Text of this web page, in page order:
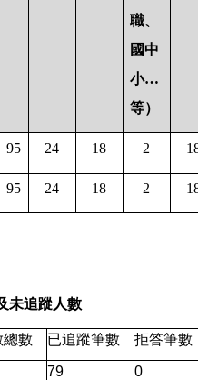
職、
國中
小…
等）
95 24 18 2
95 24 18 2
未追蹤人數
總數 已追蹤筆數 拒答筆數
79 0